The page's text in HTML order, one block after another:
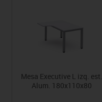
Mesa Executive L izq. est.
Alum. 180x110x80